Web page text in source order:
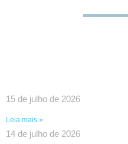
15 de julho de 2026
Leia mais »
14 de julho de 2026